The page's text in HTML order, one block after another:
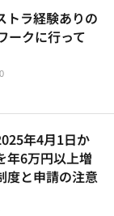
トラ経験ありの
ークに行って
年4月1日か
年6万円以上増
度と申請の注意